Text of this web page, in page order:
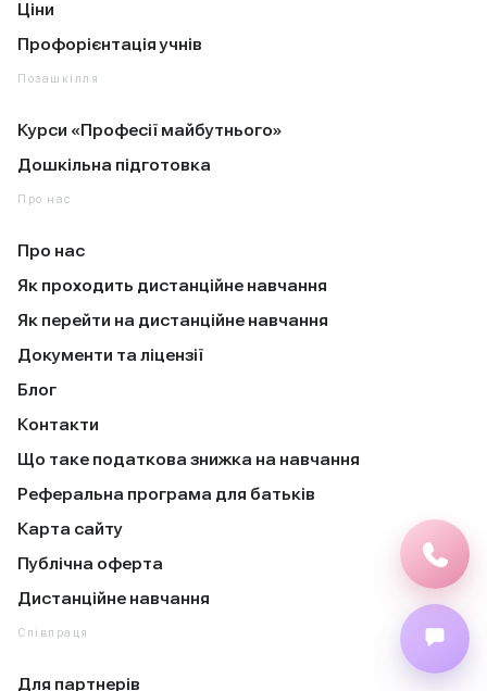
Ціни
Профорієнтація учнів
Позашкілля
Курси «Професії майбутнього»
Дошкільна підготовка
Про нас
Про нас
Як проходить дистанційне навчання
Як перейти на дистанційне навчання
Документи та ліцензії
Блог
Контакти
Що таке податкова знижка на навчання
Реферальна програма для батьків
Карта сайту
Публічна оферта
Дистанційне навчання
Співпраця
Для партнерів